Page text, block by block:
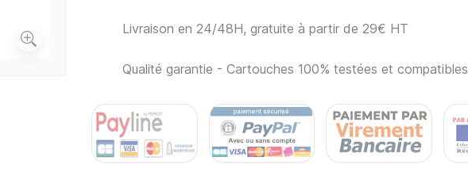
Livraison en 24/48H, gratuite à partir de 29€ HT
Qualité garantie - Cartouches 100% testées et compatibles